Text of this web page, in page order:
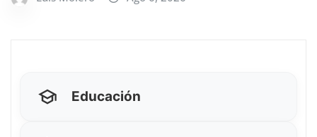
Educación